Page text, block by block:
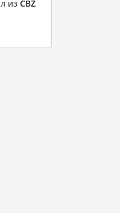
из CBZ